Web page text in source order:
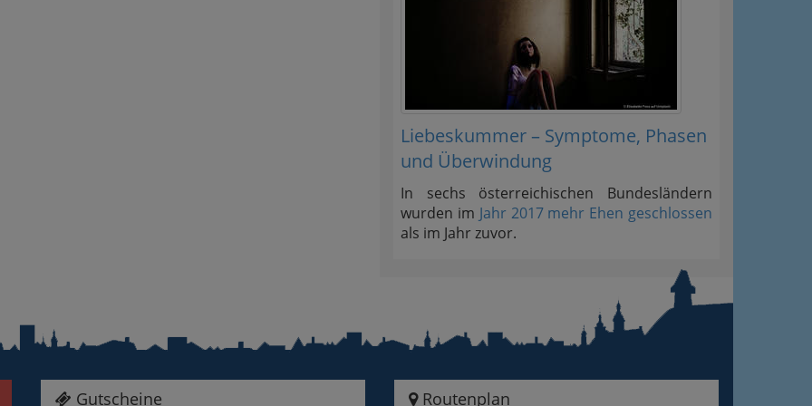
Liebeskummer – Symptome, Phasen
und Überwindung
In sechs österreichischen Bundesländern
wurden im Jahr 2017 mehr Ehen geschlossen
als im Jahr zuvor.
Gutscheine Routenplan